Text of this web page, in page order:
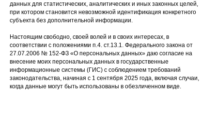
данных для статистических, аналитических и иных законных целей,
при котором становится невозможной идентификация конкретного
субъекта без дополнительной информации.
Настоящим свободно, своей волей и в своих интересах, в
соответствии с положениями п.4. ст.13.1. Федерального закона от
27.07.2006 № 152-ФЗ «О персональных данных» даю согласие на
внесение моих персональных данных в государственные
информационные системы (ГИС) с соблюдением требований
законодательства, начиная с 1 сентября 2025 года, включая случаи,
когда данные могут быть использованы в обезличенном виде.
персональных данных
Политика обработки
персональных данных
Реквизиты
Оферта